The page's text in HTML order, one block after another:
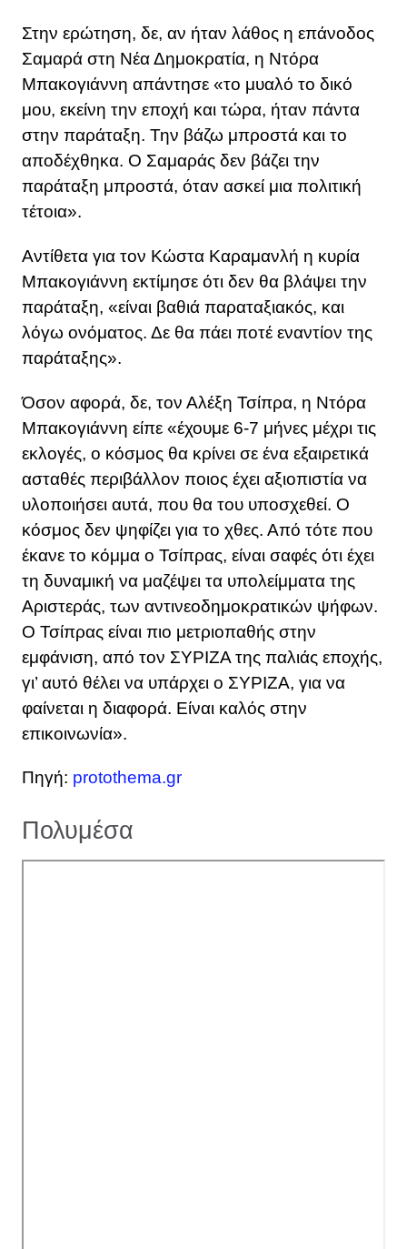
Στην ερώτηση, δε, αν ήταν λάθος η επάνοδος
Σαμαρά στη Νέα Δημοκρατία, η Ντόρα
Μπακογιάννη απάντησε «το μυαλό το δικό
μου, εκείνη την εποχή και τώρα, ήταν πάντα
στην παράταξη. Την βάζω μπροστά και το
αποδέχθηκα. Ο Σαμαράς δεν βάζει την
παράταξη μπροστά, όταν ασκεί μια πολιτική
τέτοια».
Αντίθετα για τον Κώστα Καραμανλή η κυρία
Μπακογιάννη εκτίμησε ότι δεν θα βλάψει την
παράταξη, «είναι βαθιά παραταξιακός, και
λόγω ονόματος. Δε θα πάει ποτέ εναντίον της
παράταξης».
Όσον αφορά, δε, τον Αλέξη Τσίπρα, η Ντόρα
Μπακογιάννη είπε «έχουμε 6-7 μήνες μέχρι τις
εκλογές, ο κόσμος θα κρίνει σε ένα εξαιρετικά
ασταθές περιβάλλον ποιος έχει αξιοπιστία να
υλοποιήσει αυτά, που θα του υποσχεθεί. Ο
κόσμος δεν ψηφίζει για το χθες. Από τότε που
έκανε το κόμμα ο Τσίπρας, είναι σαφές ότι έχει
τη δυναμική να μαζέψει τα υπολείμματα της
Αριστεράς, των αντινεοδημοκρατικών ψήφων.
Ο Τσίπρας είναι πιο μετριοπαθής στην
εμφάνιση, από τον ΣΥΡΙΖΑ της παλιάς εποχής,
γι’ αυτό θέλει να υπάρχει ο ΣΥΡΙΖΑ, για να
φαίνεται η διαφορά. Είναι καλός στην
επικοινωνία».
Πηγή: protothema.gr
Πολυμέσα